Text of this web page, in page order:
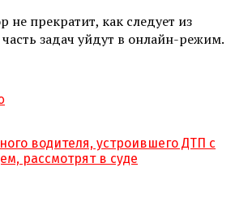
не прекратит, как следует из
задач уйдут в онлайн-режим.
водителя, устроившего ДТП с
рассмотрят в суде